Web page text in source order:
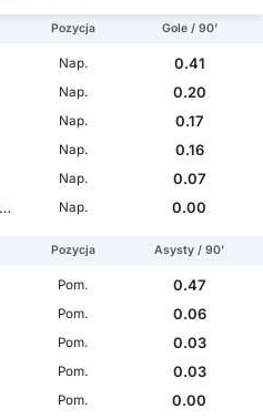
Pozycja Gole / 90'
Nap.
0.41
Nap.
0.20
Nap.
0.17
Nap.
0.16
Nap.
0.07
Nap. 0.00
Pozycja Asysty / 90'
Pom.
0.47
Pom.
0.06
Pom.
0.03
Pom.
0.03
Pom.
0.00